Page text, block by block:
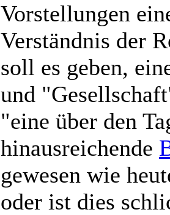
Vorstellungen
Verständnis der
soll es geben,
und
"eine über den
hinausreichende
gewesen wie
oder ist dies